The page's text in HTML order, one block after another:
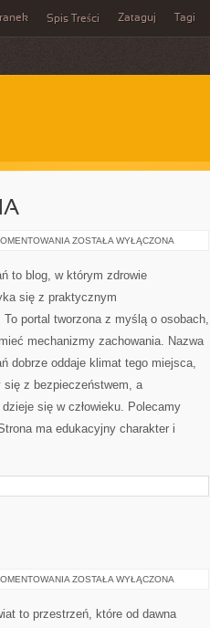
Spis Treści Zataguj Tagi
MÓZG
ZOSTAŁA WYŁĄCZONA
to blog, w którym zdrowie
się z praktycznym
To portal tworzona z myślą o osobach,
mechanizmy zachowania. Nazwa
dobrze oddaje klimat tego miejsca,
się z bezpieczeństwem, a
się w człowieku. Polecamy
ma edukacyjny charakter i
PODRÓŻE
ZOSTAŁA WYŁĄCZONA
to przestrzeń, które od dawna